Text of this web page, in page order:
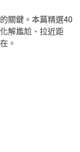
關鍵。本篇精選40
解尷尬、拉近距
。